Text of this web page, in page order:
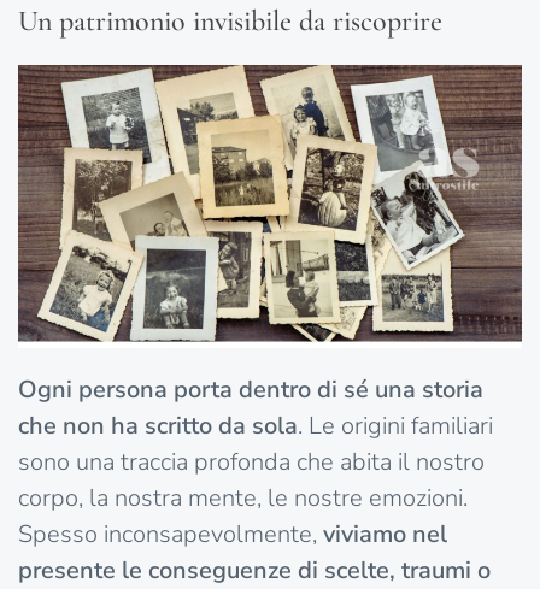
Un patrimonio invisibile da riscoprire
Ogni persona porta dentro di sé una storia
che non ha scritto da sola. Le origini familiari
sono una traccia profonda che abita il nostro
corpo, la nostra mente, le nostre emozioni.
Spesso inconsapevolmente, viviamo nel
presente le conseguenze di scelte, traumi o